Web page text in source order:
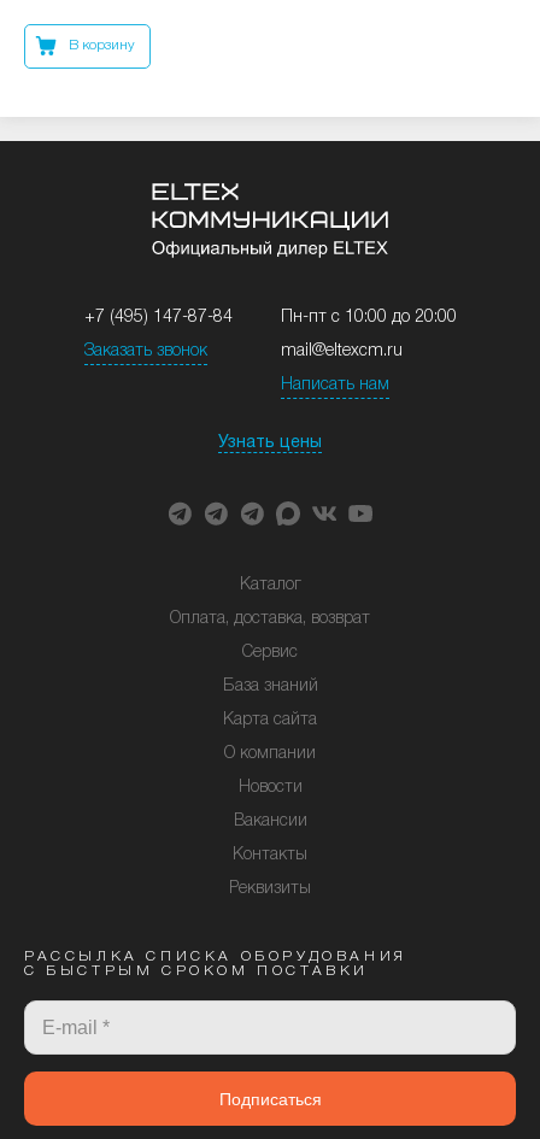
В корзину
+7 (495) 147-87-84
Заказать звонок
Пн-пт с 10:00 до 20:00
mail@eltexcm.ru
Написать нам
Узнать цены
Каталог
Оплата, доставка, возврат
Сервис
База знаний
Карта сайта
О компании
Новости
Вакансии
Контакты
Реквизиты
РАССЫЛКА СПИСКА ОБОРУДОВАНИЯ
С БЫСТРЫМ СРОКОМ ПОСТАВКИ
Подписаться